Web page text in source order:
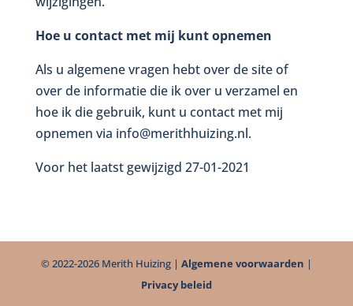
Hoe u contact met mij kunt opnemen
Als u algemene vragen hebt over de site of
over de informatie die ik over u verzamel en
hoe ik die gebruik, kunt u contact met mij
opnemen via info@merithhuizing.nl.
Voor het laatst gewijzigd 27-01-2021
© 2022-2026 Merith Huizing | Algemene voorwaarden |
Privacy beleid